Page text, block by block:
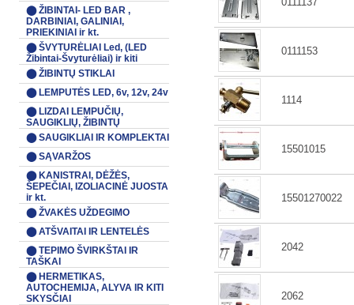
⬤ ŽIBINTAI- LED BAR ,
DARBINIAI, GALINIAI,
PRIEKINIAI ir kt.
⬤ ŠVYTURĖLIAI Led, (LED
Žibintai-Švyturėliai) ir kiti
⬤ ŽIBINTŲ STIKLAI
⬤ LEMPUTĖS LED, 6v, 12v, 24v
⬤ LIZDAI LEMPUČIŲ,
SAUGIKLIŲ, ŽIBINTŲ
⬤ SAUGIKLIAI IR KOMPLEKTAI
⬤ SĄVARŽOS
⬤ KANISTRAI, DĖŽĖS,
ŠEPEČIAI, IZOLIACINĖ JUOSTA
ir kt.
⬤ ŽVAKĖS UŽDEGIMO
⬤ ATŠVAITAI IR LENTELĖS
⬤ TEPIMO ŠVIRKŠTAI IR
TAŠKAI
⬤ HERMETIKAS,
AUTOCHEMIJA, ALYVA IR KITI
SKYSČIAI
0111153
1114
15501015
15501270022
2042
2062